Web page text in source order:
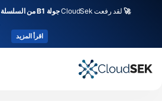
🚀 لقد رفعت CloudSek جولة B1 من السلسلة B1 بقيمة 19 مليون دولار
اقرأ المزيد